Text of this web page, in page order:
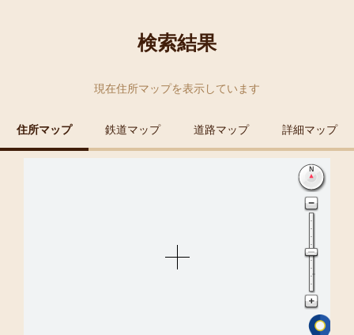
検索結果
現在住所マップを表示しています
住所マップ 鉄道マップ 道路マップ 詳細マップ